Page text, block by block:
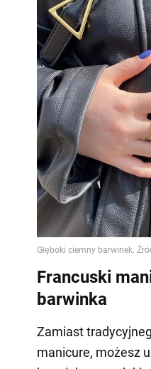
Francuski
barwinka
Zamiast
manicure, możesz